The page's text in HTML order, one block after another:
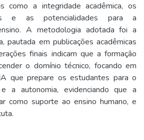
como a integridade acadêmica, os
e as potencialidades para a
A metodologia adotada foi a
pautada em publicações acadêmicas
finais indicam que a formação
o domínio técnico, focando em
que prepare os estudantes para o
a autonomia, evidenciando que a
como suporte ao ensino humano, e